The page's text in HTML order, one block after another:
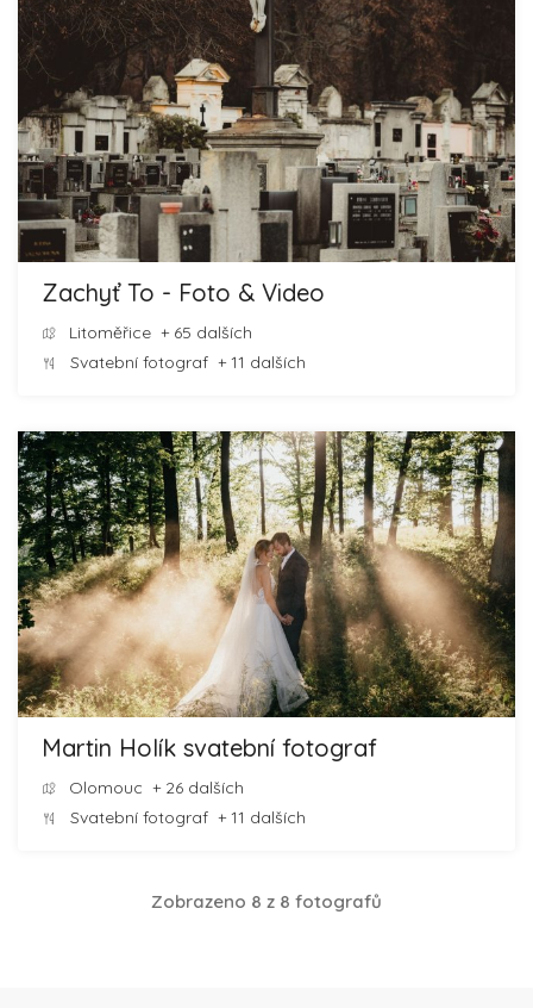
Zachyť To - Foto & Video
Litoměřice + 65 dalších
Svatební fotograf + 11 dalších
Martin Holík svatební fotograf
Olomouc + 26 dalších
Svatební fotograf + 11 dalších
Zobrazeno 8 z 8 fotografů